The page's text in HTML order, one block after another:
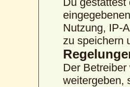
Nutzung, IP-
zu speichern
Der
weitergeben,